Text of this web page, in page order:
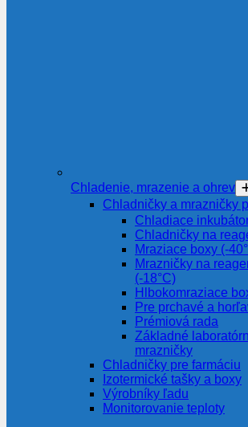
Chladenie, mrazenie a ohrev
Chladničky a mrazničky
Chladiace
Chladničky na
Mraziace boxy (-
Mrazničky na
(-18°C)
Hlbokomraziace
Pre prchavé a
Prémiová rada
Základné
mrazničky
Chladničky pre farmáciu
Izotermické tašky a boxy
Výrobníky ľadu
Monitorovanie teploty